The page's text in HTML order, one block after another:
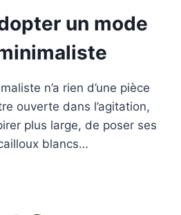
un mode
n’a rien d’une pièce
ouverte dans l’agitation,
plus large, de poser ses
blancs…